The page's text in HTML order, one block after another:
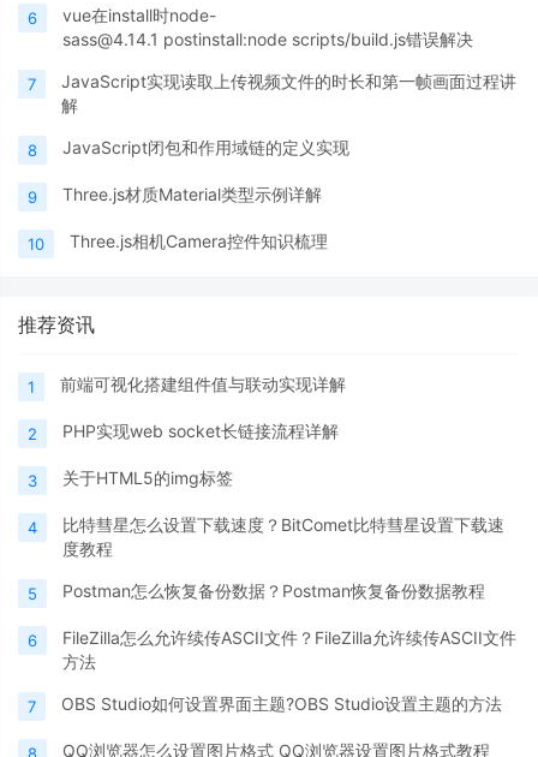
6
vue在install时node-
sass@4.14.1 postinstall:node scripts/build.js错误解决
7
JavaScript实现读取上传视频文件的时长和第一帧画面过程讲
解
8 JavaScript闭包和作用域链的定义实现
9 Three.js材质Material类型示例详解
10 Three.js相机Camera控件知识梳理
推荐资讯
1 前端可视化搭建组件值与联动实现详解
2 PHP实现web socket长链接流程详解
3 关于HTML5的img标签
4
比特彗星怎么设置下载速度？BitComet比特彗星设置下载速
度教程
5 Postman怎么恢复备份数据？Postman恢复备份数据教程
6
FileZilla怎么允许续传ASCII文件？FileZilla允许续传ASCII文件
方法
7 OBS Studio如何设置界面主题?OBS Studio设置主题的方法
8 QQ浏览器怎么设置图片格式 QQ浏览器设置图片格式教程